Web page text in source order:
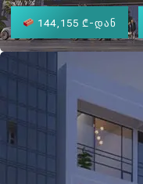
144,155 ₾-დან